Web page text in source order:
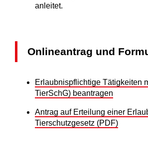
anleitet.
Onlineantrag und
Erlaubnispflichtige Tätigkeiten
TierSchG) beantragen
Antrag auf Erteilung einer
Tierschutzgesetz (PDF)